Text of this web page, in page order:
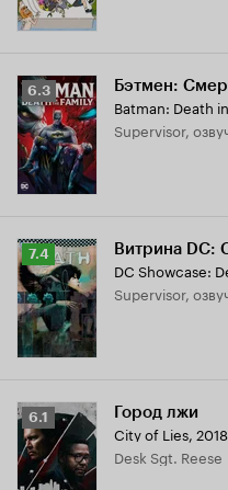
Рейтинг
Кинопоиска
6.3
6.3 Бэтмен:
Batman: Death
Supervisor,
Рейтинг
Кинопоиска
7.4
7.4 Витрина DC:
DC Showcase:
Supervisor,
Рейтинг
Кинопоиска
6.1
6.1 Город лжи
City of Lies, 2018
Desk Sgt. Reese